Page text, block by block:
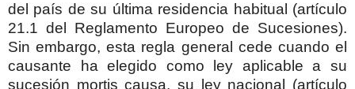
del país de su última residencia habitual (artículo
21.1 del Reglamento Europeo de Sucesiones).
Sin embargo, esta regla general cede cuando el
causante ha elegido como ley aplicable a su
sucesión mortis causa, su ley nacional (artículo